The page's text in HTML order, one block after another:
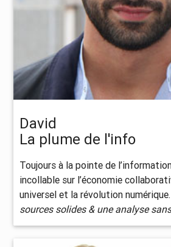
David
La plume de l'info
Toujours à la pointe de
incollable sur l’économie
universel et la révolution numérique.
sources solides & une analyse